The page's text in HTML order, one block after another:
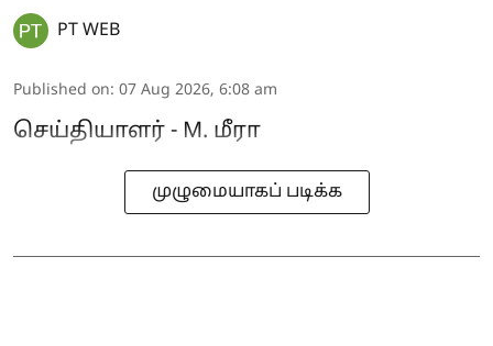
PT WEB
Published on: 07 Aug 2026, 6:08 am
செய்தியாளர் - M. மீரா
முழுமையாகப் படிக்க